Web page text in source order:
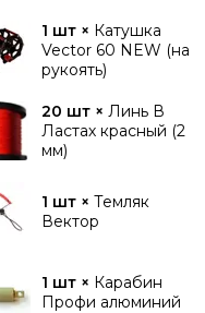
1 шт × Катушка
Vector 60 NEW (на
рукоять)
20 шт × Линь В
Ластах красный (2
мм)
1 шт × Темляк
Вектор
1 шт × Карабин
Профи алюминий